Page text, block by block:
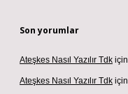
Son yorumlar
Ateşkes Nasıl Yazılır Tdk için
Ateşkes Nasıl Yazılır Tdk için